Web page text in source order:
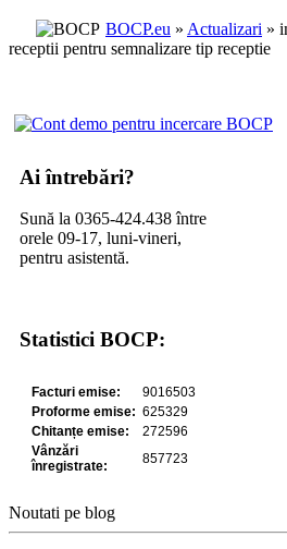
BOCP.eu » Actualizari »
receptii pentru semnalizare tip receptie
Ai întrebări?
Sună la 0365-424.438 între
orele 09-17, luni-vineri,
pentru asistentă.
Statistici BOCP:
Noutati pe blog